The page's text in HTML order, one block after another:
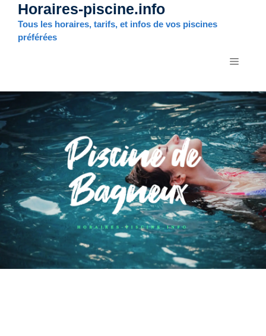
Aller
contenu
Horaires-piscine.info
Tous les horaires, tarifs, et infos de vos piscines
préférées
MENU